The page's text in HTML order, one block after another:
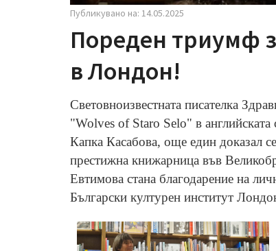
Публикувано на: 14.05.2025
Пореден триумф
в Лондон!
Световноизвестната писателка
"Wolves of Staro Selo" в
Капка Касабова, още един доказал
престижна книжарница във
Евтимова стана благодарение на
Български културен институт